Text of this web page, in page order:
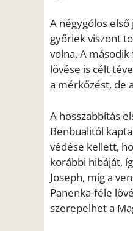
A négygólos
győriek viszont
volna. A
lövése is célt
a mérkőzést, de
A hosszabbítás
Benbualitól
védése kellett,
korábbi hibáját,
Joseph, míg a
Panenka-féle
szerepelhet a